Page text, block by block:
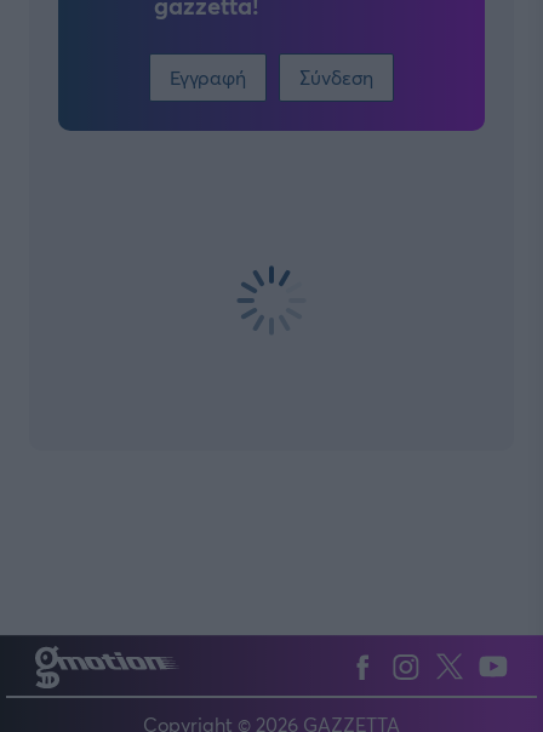
Εγγραφή Σύνδεση
Copyright © 2026 GAZZETTA